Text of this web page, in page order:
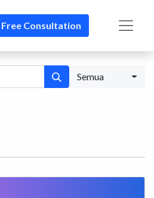
Free Consultation
Semua